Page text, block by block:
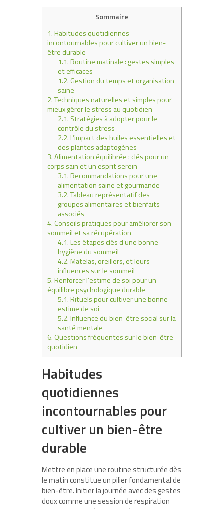
Sommaire
1.Habitudes quotidiennes
incontournables pour cultiver un bien-
être durable
1.1.Routine matinale : gestes simples
et efficaces
1.2.Gestion du temps et organisation
saine
2.Techniques naturelles et simples pour
mieux gérer le stress au quotidien
2.1. Stratégies à adopter pour le
contrôle du stress
2.2.L’impact des huiles essentielles et
des plantes adaptogènes
3.Alimentation équilibrée : clés pour un
corps sain et un esprit serein
3.1.Recommandations pour une
alimentation saine et gourmande
3.2.Tableau représentatif des
groupes alimentaires et bienfaits
associés
4.Conseils pratiques pour améliorer son
sommeil et sa récupération
4.1.Les étapes clés d’une bonne
hygiène du sommeil
4.2.Matelas, oreillers, et leurs
influences sur le sommeil
5.Renforcer l’estime de soi pour un
équilibre psychologique durable
5.1.Rituels pour cultiver une bonne
estime de soi
5.2.Influence du bien-être social sur la
santé mentale
6.Questions fréquentes sur le bien-être
quotidien
Habitudes
quotidiennes
incontournables pour
cultiver un bien-être
durable
Mettre en place une routine structurée dès
le matin constitue un pilier fondamental de
bien-être. Initier la journée avec des gestes
doux comme une session de respiration